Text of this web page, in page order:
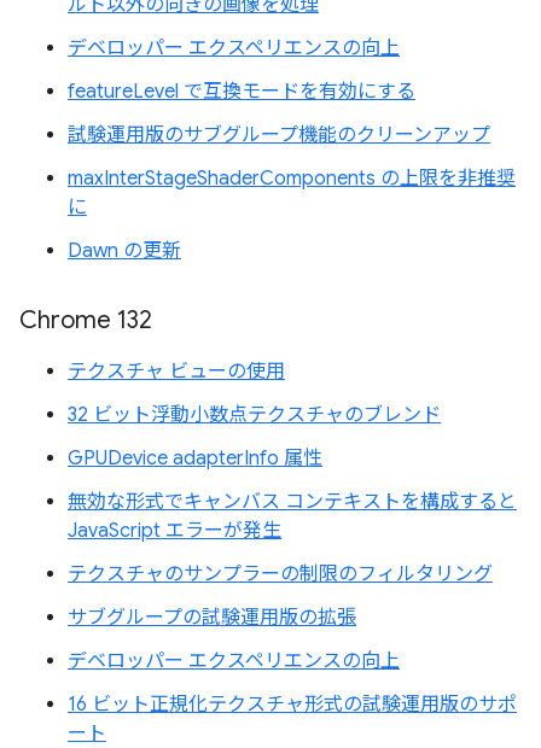
ルト以外の向きの画像を処理
デベロッパー エクスペリエンスの向上
featureLevel で互換モードを有効にする
試験運用版のサブグループ機能のクリーンアップ
maxInterStageShaderComponents の上限を非推奨
に
Dawn の更新
Chrome 132
テクスチャ ビューの使用
32 ビット浮動小数点テクスチャのブレンド
GPUDevice adapterInfo 属性
無効な形式でキャンバス コンテキストを構成すると
JavaScript エラーが発生
テクスチャのサンプラーの制限のフィルタリング
サブグループの試験運用版の拡張
デベロッパー エクスペリエンスの向上
16 ビット正規化テクスチャ形式の試験運用版のサポ
ート